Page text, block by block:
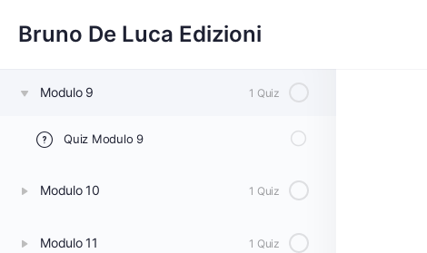
Bruno De Luca Edizioni
Modulo 8 1 Quiz
Modulo 9 1 Quiz
Quiz Modulo 9
Modulo 10 1 Quiz
Modulo 11 1 Quiz